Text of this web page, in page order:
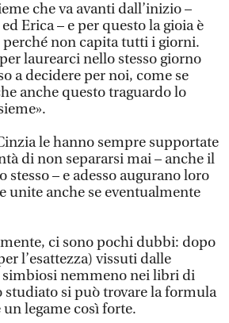
che va avanti dall’inizio –
Erica – e per questo la gioia è
perché non capita tutti i giorni.
laurearci nello stesso giorno
a decidere per noi, come se
anche questo traguardo lo
le hanno sempre supportate
di non separarsi mai – anche il
stesso – e adesso augurano loro
unite anche se eventualmente
ci sono pochi dubbi: dopo
l’esattezza) vissuti dalle
simbiosi nemmeno nei libri di
studiato si può trovare la formula
legame così forte.